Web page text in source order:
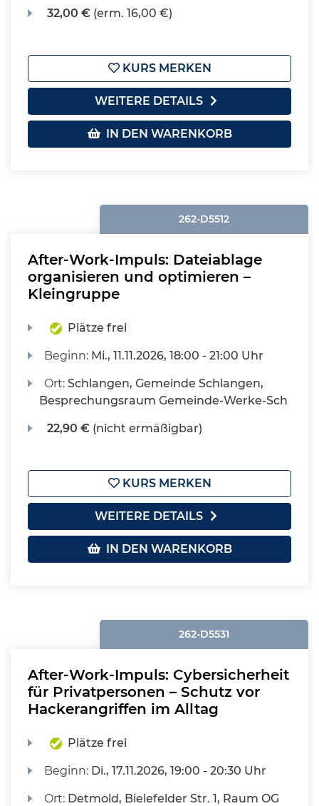
32,00 € (erm. 16,00 €)
KURS MERKEN
WEITERE DETAILS
IN DEN WARENKORB
262-D5512
After-Work-Impuls: Dateiablage
organisieren und optimieren –
Kleingruppe
Plätze frei
Beginn: Mi., 11.11.2026, 18:00 - 21:00 Uhr
Ort:Schlangen, Gemeinde Schlangen,
Besprechungsraum Gemeinde-Werke-Sch
22,90 € (nicht ermäßigbar)
KURS MERKEN
WEITERE DETAILS
IN DEN WARENKORB
262-D5531
After-Work-Impuls: Cybersicherheit
für Privatpersonen – Schutz vor
Hackerangriffen im Alltag
Plätze frei
Beginn: Di., 17.11.2026, 19:00 - 20:30 Uhr
Ort: Detmold, Bielefelder Str. 1, Raum OG